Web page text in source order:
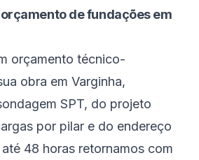
de fundações em
orçamento técnico-
obra em Varginha,
SPT, do projeto
por pilar e do endereço
48 horas retornamos com